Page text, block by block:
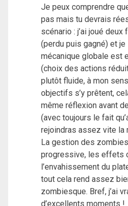
Je peux comprendre
pas mais tu devrais
scénario : j’ai joué
(perdu puis gagné) et je
mécanique globale est
(choix des actions
plutôt fluide, à mon
objectifs s’y prêtent,
même réflexion avant
(avec toujours le fait
rejoindras assez vite la
La gestion des
progressive, les effets
l’envahissement du
tout cela rend assez
zombiesque. Bref, j’ai
d’excellents moments !